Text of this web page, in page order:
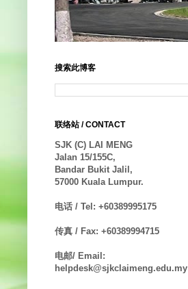
搜索此博客
联络站 / CONTACT
SJK (C) LAI MENG
Jalan 15/155C,
Bandar Bukit Jalil,
57000 Kuala Lumpur.
电话 / Tel: +60389995175
传真 / Fax: +60389994715
电邮/ Email:
helpdesk@sjkclaimeng.edu.my